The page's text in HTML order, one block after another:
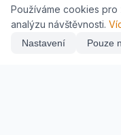
Karavaning.net
CVčko.eu
Používáme cookies
analýzu návštěvnosti.
Nastavení Pouze